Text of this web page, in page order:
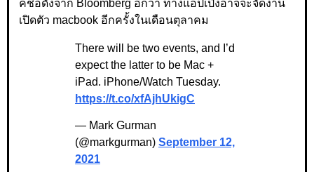
คชื่อดังจาก Bloomberg อีกว่า ทางแอปเปิ้งอาจจะจัดงาน
เปิดตัว macbook อีกครั้งในเดือนตุลาคม
There will be two events, and I’d
expect the latter to be Mac +
iPad. iPhone/Watch Tuesday.
https://t.co/xfAjhUkigC
— Mark Gurman
(@markgurman) September 12,
2021